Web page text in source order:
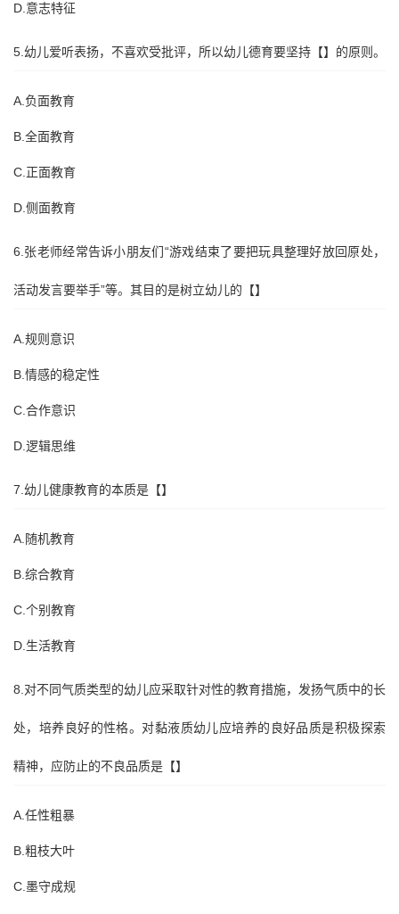
D.意志特征
5.幼儿爱听表扬，不喜欢受批评，所以幼儿德育要坚持【】的原则。
A.负面教育
B.全面教育
C.正面教育
D.侧面教育
6.张老师经常告诉小朋友们“游戏结束了要把玩具整理好放回原处，
活动发言要举手”等。其目的是树立幼儿的【】
A.规则意识
B.情感的稳定性
C.合作意识
D.逻辑思维
7.幼儿健康教育的本质是【】
A.随机教育
B.综合教育
C.个别教育
D.生活教育
8.对不同气质类型的幼儿应采取针对性的教育措施，发扬气质中的长
处，培养良好的性格。对黏液质幼儿应培养的良好品质是积极探索
精神，应防止的不良品质是【】
A.任性粗暴
B.粗枝大叶
C.墨守成规